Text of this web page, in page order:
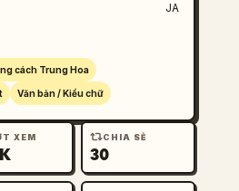
JA
cách Trung Hoa
Văn bản / Kiểu chữ
XEM CHIA SẺ
30